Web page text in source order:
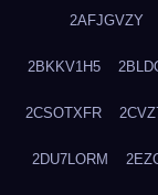
2AFJGVZY
2BKKV1H5
2CSOTXFR
2DU7LORM